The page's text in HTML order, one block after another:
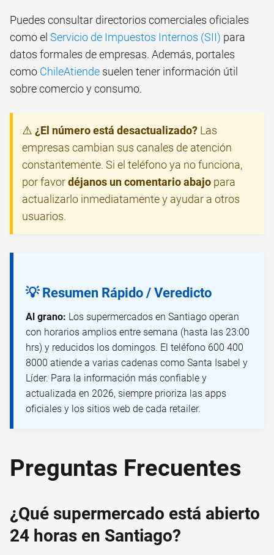
Puedes consultar directorios comerciales oficiales
como el Servicio de Impuestos Internos (SII) para
datos formales de empresas. Además, portales
como ChileAtiende suelen tener información útil
sobre comercio y consumo.
⚠️ ¿El número está desactualizado? Las
empresas cambian sus canales de atención
constantemente. Si el teléfono ya no funciona,
por favordéjanos un comentario abajo para
actualizarlo inmediatamente y ayudar a otros
usuarios.
💡 Resumen Rápido / Veredicto
Al grano: Los supermercados en Santiago operan
con horarios amplios entre semana (hasta las 23:00
hrs) y reducidos los domingos. El teléfono 600 400
8000 atiende a varias cadenas como Santa Isabel y
Líder. Para la información más confiable y
actualizada en 2026, siempre prioriza las apps
oficiales y los sitios web de cada retailer.
Preguntas Frecuentes
¿Qué supermercado está abierto
24 horas en Santiago?